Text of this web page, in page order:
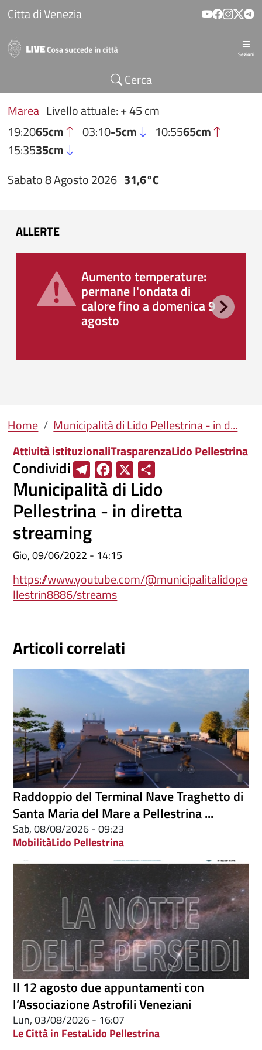
Salta al contenuto principale
Citta di Venezia
Sezioni
Cerca
Marea Livello attuale: + 45 cm
19:2065cm 03:10-5cm 10:5565cm
15:3535cm
Sabato 8 Agosto 2026 31,6°C
ALLERTE
Aumento temperature:
permane l'ondata di
calore fino a domenica 9
agosto
Briciole di pane
Home
Municipalità di Lido Pellestrina - in d...
Attività istituzionaliTrasparenzaLido Pellestrina
Condividi
e
e
g
r
m
a
c
e
o
k
h
r
Municipalità di Lido
Pellestrina - in diretta
streaming
Gio, 09/06/2022 - 14:15
https://www.youtube.com/@municipalitalidope
llestrin8886/streams
Articoli correlati
Raddoppio del Terminal Nave Traghetto di
Santa Maria del Mare a Pellestrina ...
Sab, 08/08/2026 - 09:23
MobilitàLido Pellestrina
Il 12 agosto due appuntamenti con
l’Associazione Astrofili Veneziani
Lun, 03/08/2026 - 16:07
Le Città in FestaLido Pellestrina